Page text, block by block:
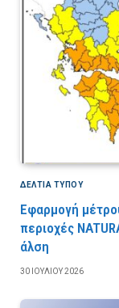
ΔΕΛΤΙΑ ΤΥΠΟΥ
Εφαρμογή
περιοχές
άλση
30 ΙΟΥΛΊΟΥ 2026